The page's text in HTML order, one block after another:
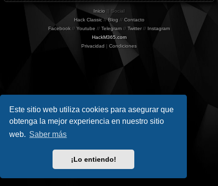
Este sitio web utiliza cookies para asegurar que
obtenga la mejor experiencia en nuestro sitio
web. Saber más
¡Lo entiendo!
Inicio || Social
Hack Classic//Blog // Contacto
Facebook // Youtube // Telegram // Twitter// Instagram
HackM365.com
Privacidad | Condiciones